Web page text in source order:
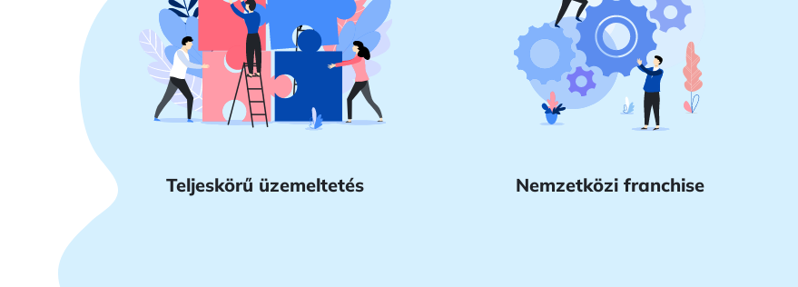
Teljeskörű üzemeltetés Nemzetközi franchise